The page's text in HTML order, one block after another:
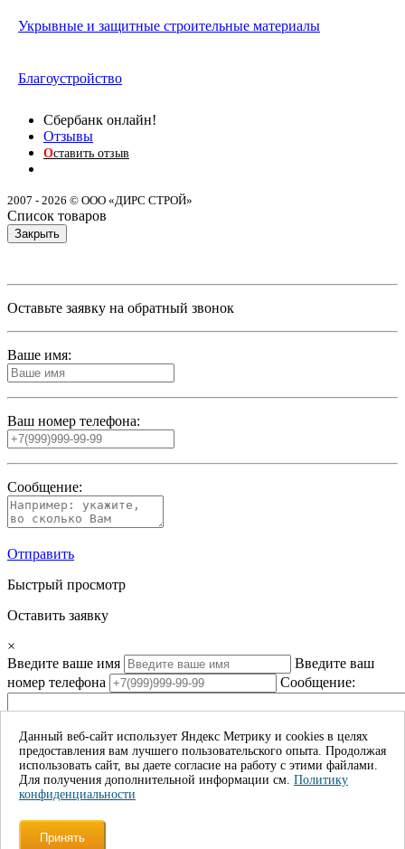
Укрывные и защитные строительные материалы
Благоустройство
Сбербанк онлайн!
Отзывы
Оставить отзыв
2007 - 2026 © ООО «ДИРС СТРОЙ»
Список товаров
Закрыть
Оставьте заявку на обратный звонок
Ваше имя:
Ваш номер телефона:
Сообщение:
Отправить
Быстрый просмотр
Оставить заявку
×
Введите ваше имя
Введите ваш
номер телефона
Сообщение:
Даю согласие на обработку моих личных данных*
Отправить
Данный веб-сайт использует Яндекс Метрику и cookies в целях
предоставления вам лучшего пользовательского опыта. Продолжая
использовать сайт, вы даете согласие на работу с этими файлами.
Для получения дополнительной информации см. Политику
конфиденциальности
Принять